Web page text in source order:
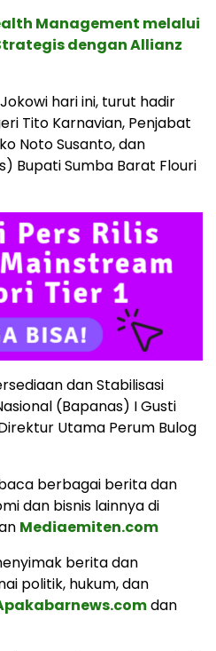
Management melalui
dengan Allianz
hari ini, turut hadir
Tito Karnavian, Penjabat
Noto Susanto, dan
Bupati Sumba Barat Flouri
dan Stabilisasi
(Bapanas) I Gusti
Utama Perum Bulog
berbagai berita dan
dan bisnis lainnya di
Mediaemiten.com
berita dan
politik, hukum, dan
dan